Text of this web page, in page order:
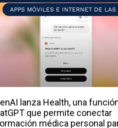
APPS MÓVILES E INTERNET DE LAS
lanza Health, una
que permite conectar
médica personal